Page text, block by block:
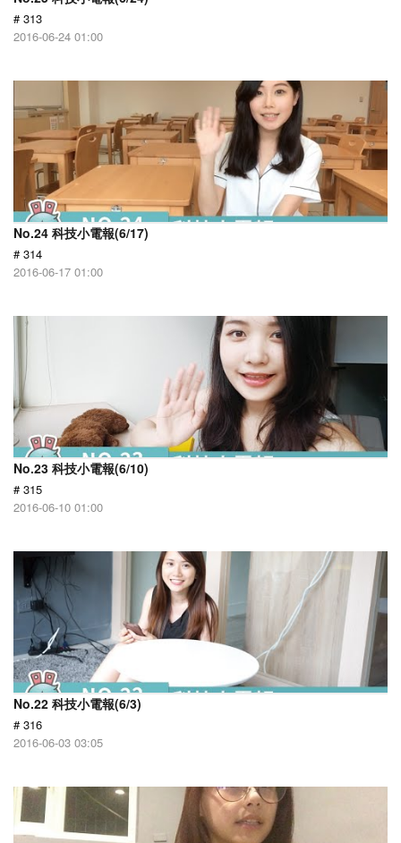
# 313
2016-06-24 01:00
No.24 科技小電報(6/17)
# 314
2016-06-17 01:00
No.23 科技小電報(6/10)
# 315
2016-06-10 01:00
No.22 科技小電報(6/3)
# 316
2016-06-03 03:05